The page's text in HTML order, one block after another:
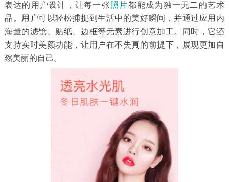
表达的用户设计，让每一张照片都能成为独一无二的艺术
品。用户可以轻松捕捉到生活中的美好瞬间，并通过应用内
海量的滤镜、贴纸、边框等元素进行创意加工。同时，它还
支持实时美颜功能，让用户在不失真的前提下，展现更加自
然美丽的自己。